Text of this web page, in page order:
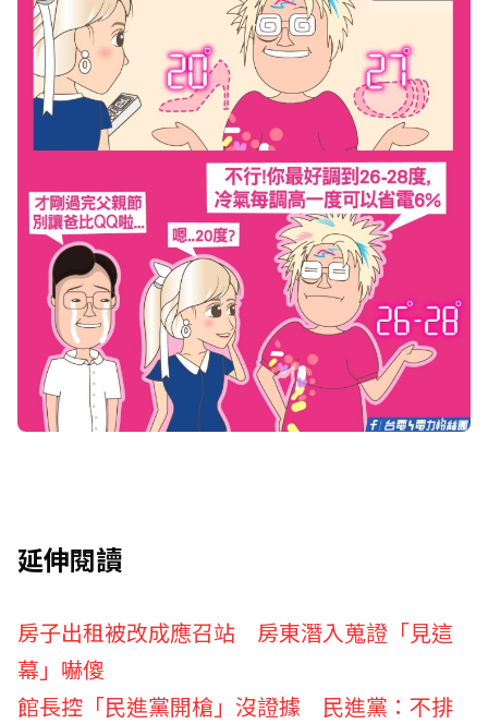
延伸閱讀
房子出租被改成應召站 房東潛入蒐證「見這
幕」嚇傻
館長控「民進黨開槍」沒證據 民進黨：不排